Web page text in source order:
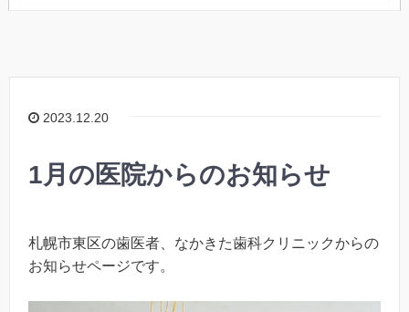
2023.12.20
1月の医院からのお知らせ
札幌市東区の歯医者、なかきた歯科クリニックからの
お知らせページです。